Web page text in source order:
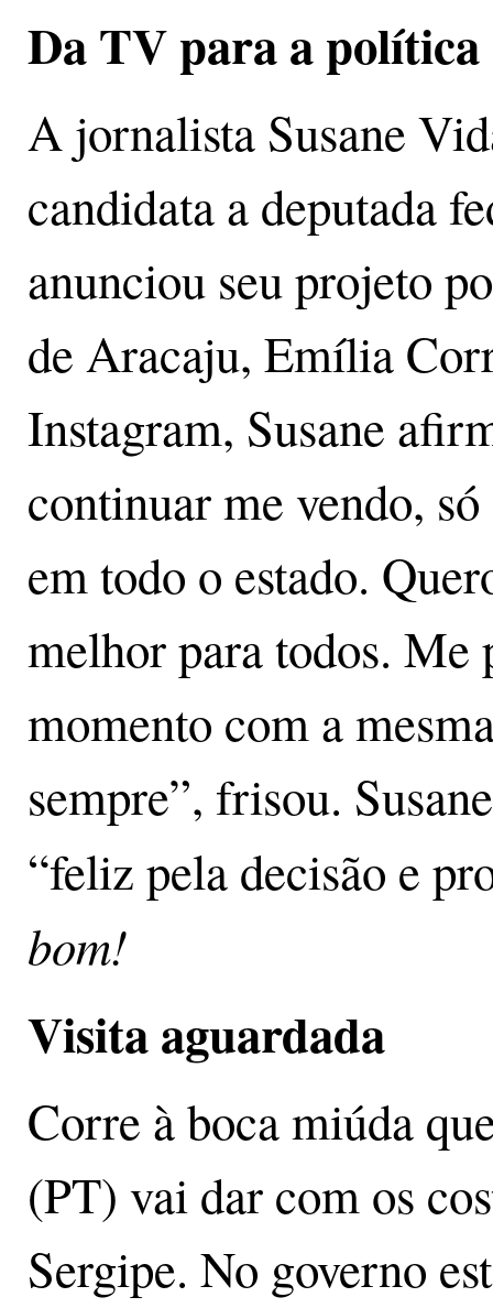
Da TV para a política
A jornalista Susane
candidata a deputada
anunciou seu projeto
de Aracaju, Emília
Instagram, Susane
continuar me vendo,
em todo o estado.
melhor para todos. Me
momento com a
sempre”, frisou.
“feliz pela decisão e
bom!
Visita aguardada
Corre à boca miúda
(PT) vai dar com os
Sergipe. No governo